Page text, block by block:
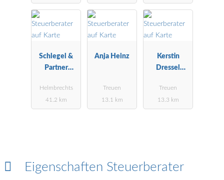
Schlegel &
Partner
Helmbrechts
41.2 km
Anja Heinz
Treuen
13.1 km
Kerstin
Dressel
in
Treuen
13.3 km
Eigenschaften Steuerberater